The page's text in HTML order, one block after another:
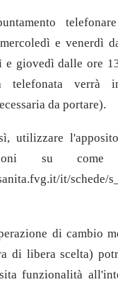
e venerdì
e giovedì dalle ore
telefonata verrà
da portare).
utilizzare
su come
it/schede/
di cambio
di libera scelta)
funzionalità